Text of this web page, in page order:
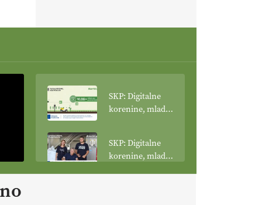
SKP: Digitalne
korenine, mladi
spreminja
podobo
kmetijstva
SKP: Digitalne
korenine, mladi